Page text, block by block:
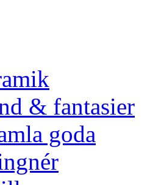
& fantasier
goda